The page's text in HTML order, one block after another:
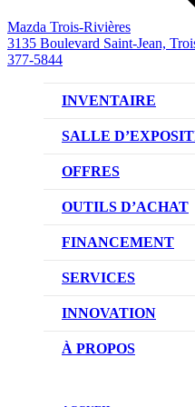
Mazda Trois-Rivières
3135 Boulevard Saint-Jean,
377-5844
INVENTAIRE
VÉHICULES
VÉHICULES
SALLE
OFFRES
OFFRES DU
OUTILS D’ACHAT
CONFIGUREZ
RÉSERVEZ UN
DEMANDEZ UN
FINANCEMENT
NOTRE
DEMANDE DE
SERVICES
NOTRE
PRENDRE UN
INNOVATION
TECHNOLOGIE
À PROPOS